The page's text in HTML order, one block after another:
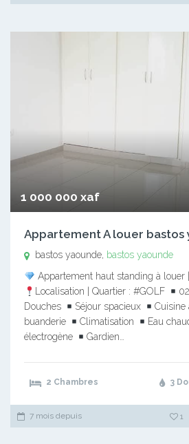
1 000 000 xaf
Appartement A louer bastos
bastos yaounde, bastos yaounde
Appartement haut standing à
Localisation | Quartier : #GOLF
Douches
Séjour spacieux
Cuisine
buanderie
Climatisation Eau
électrogène
Gardien…
2 Chambres 3
7 mois depuis 1